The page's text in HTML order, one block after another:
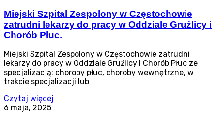
Miejski Szpital Zespolony w Częstochowie
zatrudni lekarzy do pracy w Oddziale Gruźlicy i
Chorób Płuc.
Miejski Szpital Zespolony w Częstochowie zatrudni
lekarzy do pracy w Oddziale Gruźlicy i Chorób Płuc ze
specjalizacją: choroby płuc, choroby wewnętrzne, w
trakcie specjalizacji lub
Czytaj więcej
6 maja, 2025